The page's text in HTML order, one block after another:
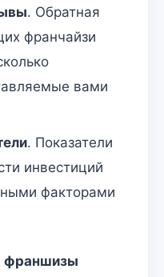
. Обратная
франчайзи
вами
. Показатели
инвестиций
факторами
франшизы